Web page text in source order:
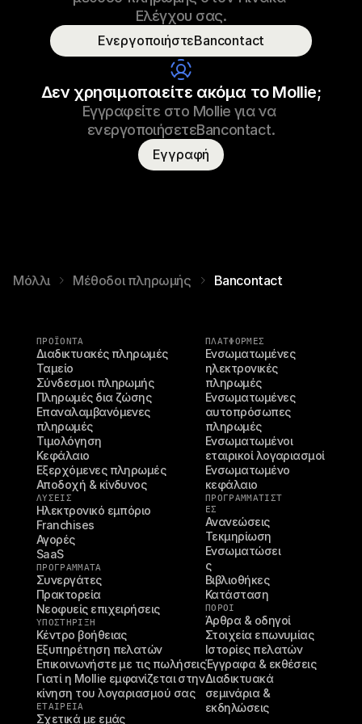
Πληρωμένο
Όνομα καταναλωτή Τ. Οττερ
Ελέγχου σας.
ΕνεργοποιήστεBancontact
Δεν χρησιμοποιείτε ακόμα το Mollie;
Εγγραφείτε στο Mollie για να
ενεργοποιήσετεBancontact.
Εγγραφή
Μόλλι Μέθοδοι πληρωμής Bancontact
ΠΡΟΪΌΝΤΑ
Διαδικτυακές πληρωμές
Ταμείο
Σύνδεσμοι πληρωμής
Πληρωμές δια ζώσης
Επαναλαμβανόμενες
πληρωμές
Τιμολόγηση
Κεφάλαιο
Εξερχόμενες πληρωμές
Αποδοχή & κίνδυνος
ΛΥΣΕΙΣ
Ηλεκτρονικό εμπόριο
Franchises
Αγορές
SaaS
ΠΡΟΓΡΑΜΜΑΤΑ
Συνεργάτες
Πρακτορεία
Νεοφυείς επιχειρήσεις
ΥΠΟΣΤΉΡΙΞΗ
Κέντρο βοήθειας
Εξυπηρέτηση πελατών
Επικοινωνήστε με τις πωλήσεις
Γιατί η Mollie εμφανίζεται στην
κίνηση του λογαριασμού σας
ΕΤΑΙΡΕΊΑ
Σχετικά με εμάς
ΠΛΑΤΦΟΡΜΕΣ
Ενσωματωμένες
ηλεκτρονικές
πληρωμές
Ενσωματωμένες
αυτοπρόσωπες
πληρωμές
Ενσωματωμένοι
εταιρικοί λογαριασμοί
Ενσωματωμένο
κεφάλαιο
ΠΡΟΓΡΑΜΜΑΤΙΣΤ
ΈΣ
Ανανεώσεις
Τεκμηρίωση
Ενσωματώσει
ς
Βιβλιοθήκες
Κατάσταση
ΠΌΡΟΙ
Άρθρα & οδηγοί
Στοιχεία επωνυμίας
Ιστορίες πελατών
Έγγραφα & εκθέσεις
Διαδικτυακά
σεμινάρια &
εκδηλώσεις